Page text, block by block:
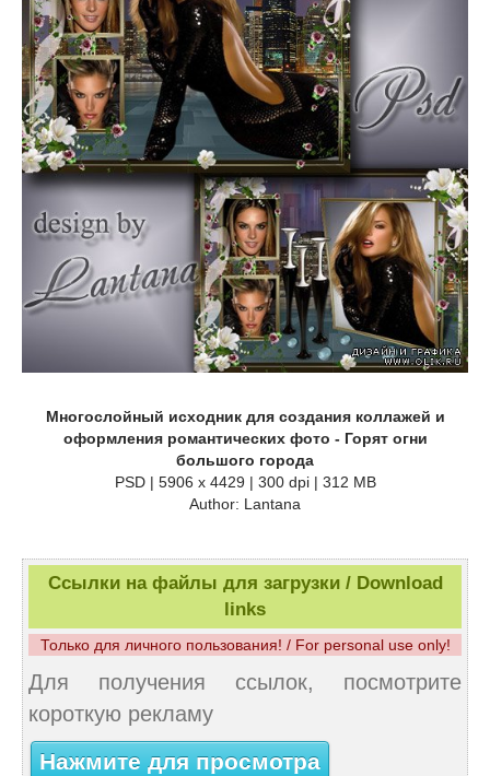
Многослойный исходник для создания коллажей и
оформления романтических фото - Горят огни
большого города
PSD | 5906 x 4429 | 300 dpi | 312 MB
Author: Lantana
Ссылки на файлы для загрузки / Download
links
Только для личного пользования! / For personal use only!
Для получения ссылок, посмотрите
короткую рекламу
Нажмите для просмотра